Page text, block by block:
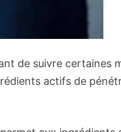
de suivre certaines
actifs de